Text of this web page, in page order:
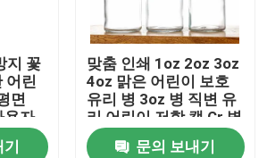
지 꽃
어린
면
용자
기
맞춤 인쇄 1oz 2oz 3oz
4oz 맑은 어린이 보호
유리 병 3oz 병 직변 유
리 어린이 저항 캡 Cr 병
문의 보내기